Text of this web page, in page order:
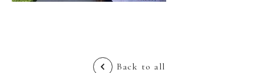
Back to all